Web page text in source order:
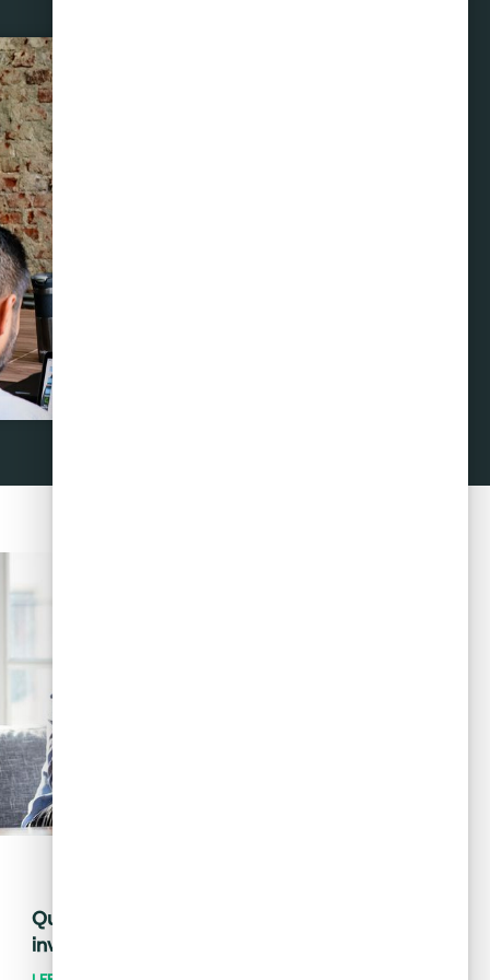
Quiero invertir: ¿cómo distingo una
inversión buena de una mala?